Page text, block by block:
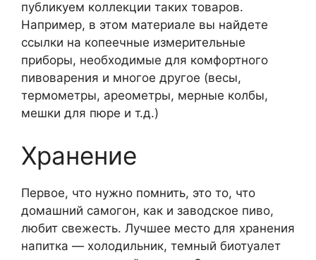
публикуем коллекции таких товаров.
Например, в этом материале вы найдете
ссылки на копеечные измерительные
приборы, необходимые для комфортного
пивоварения и многое другое (весы,
термометры, ареометры, мерные колбы,
мешки для пюре и т.д.)
Хранение
Первое, что нужно помнить, это то, что
домашний самогон, как и заводское пиво,
любит свежесть. Лучшее место для хранения
напитка — холодильник, темный биотуалет